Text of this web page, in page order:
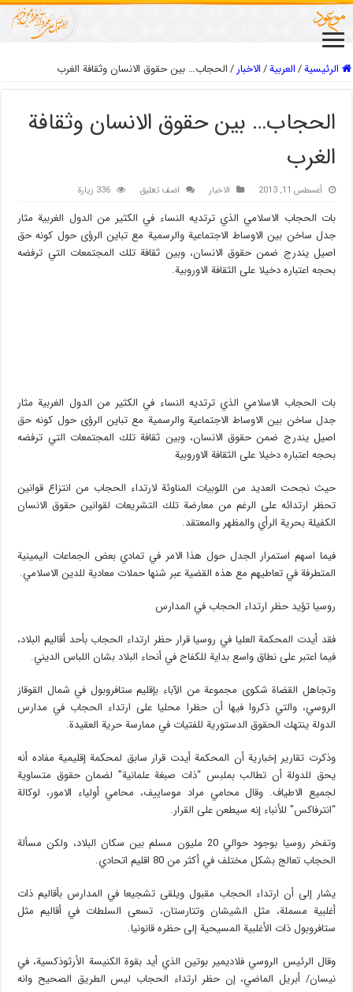
الرئيسية/العربیة/الاخبار/الحجاب… بين حقوق الانسان وثقافة الغرب
الحجاب… بين حقوق الانسان وثقافة
الغرب
أغسطس 11, 2013 الاخبار اضف تعليق 336 زيارة
بات الحجاب الاسلامي الذي ترتديه النساء في الكثير من الدول الغربية مثار
جدل ساخن بين الاوساط الاجتماعية والرسمية مع تباين الرؤى حول كونه حق
اصيل يندرج ضمن حقوق الانسان، وبين ثقافة تلك المجتمعات التي ترفضه
بحجه اعتباره دخيلا على الثقافة الاوروبية.
بات الحجاب الاسلامي الذي ترتديه النساء في الكثير من الدول الغربية مثار
جدل ساخن بين الاوساط الاجتماعية والرسمية مع تباين الرؤى حول كونه حق
اصيل يندرج ضمن حقوق الانسان، وبين ثقافة تلك المجتمعات التي ترفضه
بحجه اعتباره دخيلا على الثقافة الاوروبية
حيث نجحت العديد من اللوبيات المناوئة لارتداء الحجاب من انتزاع قوانين
تحظر ارتدائه على الرغم من معارضة تلك التشريعات لقوانين حقوق الانسان
الكفيلة بحرية الرأي والمظهر والمعتقد.
فيما اسهم استمرار الجدل حول هذا الامر في تمادي بعض الجماعات اليمينية
المتطرفة في تعاطيهم مع هذه القضية عبر شنها حملات معادية للدين الاسلامي.
روسيا تؤيد حظر ارتداء الحجاب في المدارس
فقد أيدت المحكمة العليا في روسيا قرار حظر ارتداء الحجاب بأحد أقاليم البلاد،
فيما اعتبر على نطاق واسع بداية للكفاح في أنحاء البلاد بشان اللباس الديني.
وتجاهل القضاة شكوى مجموعة من الآباء بإقليم ستافروبول في شمال القوقاز
الروسي، والتي ذكروا فيها أن حظرا محليا على ارتداء الحجاب في مدارس
الدولة ينتهك الحقوق الدستورية للفتيات في ممارسة حرية العقيدة.
وذكرت تقارير إخبارية أن المحكمة أيدت قرار سابق لمحكمة إقليمية مفاده أنه
يحق للدولة أن تطالب بملبس “ذات صبغة علمانية” لضمان حقوق متساوية
لجميع الاطياف. وقال محامي مراد موساييف، محامي أولياء الامور، لوكالة
“انترفاكس″ للأنباء إنه سيطعن على القرار.
وتفخر روسيا بوجود حوالي 20 مليون مسلم بين سكان البلاد، ولكن مسألة
الحجاب تعالج بشكل مختلف في أكثر من 80 اقليم اتحادي.
يشار إلى أن ارتداء الحجاب مقبول ويلقى تشجيعا في المدارس بأقاليم ذات
أغلبية مسملة، مثل الشيشان وتتارستان، تسعى السلطات في أقاليم مثل
ستافروبول ذات الأغلبية المسيحية إلى حظره قانونيا.
وقال الرئيس الروسي فلاديمير بوتين الذي أيد بقوة الكنيسة الأرثوذكسية، في
نيسان/ أبريل الماضي، إن حظر ارتداء الحجاب ليس الطريق الصحيح وانه